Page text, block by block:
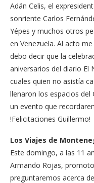
Adán Celis, el
sonriente Carlos
Yépes y muchos otros
en Venezuela. Al acto
debo decir que la
aniversarios del diario El
cuales quien no asistía
llenaron los espacios del
un evento que
!Felicitaciones Guillermo!
Los Viajes de
Este domingo, a las 11
Armando Rojas,
preguntaremos acerca